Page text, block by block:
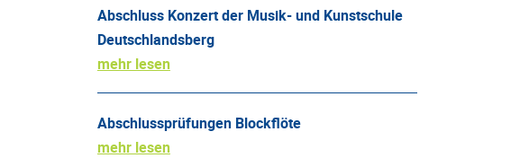
Abschluss Konzert der Musik- und Kunstschule
Deutschlandsberg
mehr lesen
Abschlussprüfungen Blockflöte
mehr lesen